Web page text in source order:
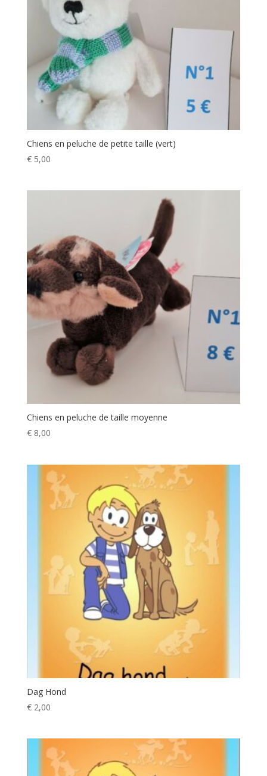
Chiens en peluche de petite taille (vert)
€5,00
Chiens en peluche de taille moyenne
€8,00
Dag Hond
€2,00